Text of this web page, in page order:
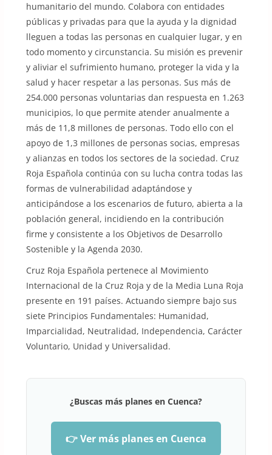
humanitario del mundo. Colabora con entidades
públicas y privadas para que la ayuda y la dignidad
lleguen a todas las personas en cualquier lugar, y en
todo momento y circunstancia. Su misión es prevenir
y aliviar el sufrimiento humano, proteger la vida y la
salud y hacer respetar a las personas. Sus más de
254.000 personas voluntarias dan respuesta en 1.263
municipios, lo que permite atender anualmente a
más de 11,8 millones de personas. Todo ello con el
apoyo de 1,3 millones de personas socias, empresas
y alianzas en todos los sectores de la sociedad. Cruz
Roja Española continúa con su lucha contra todas las
formas de vulnerabilidad adaptándose y
anticipándose a los escenarios de futuro, abierta a la
población general, incidiendo en la contribución
firme y consistente a los Objetivos de Desarrollo
Sostenible y la Agenda 2030.
Cruz Roja Española pertenece al Movimiento
Internacional de la Cruz Roja y de la Media Luna Roja
presente en 191 países. Actuando siempre bajo sus
siete Principios Fundamentales: Humanidad,
Imparcialidad, Neutralidad, Independencia, Carácter
Voluntario, Unidad y Universalidad.
¿Buscas más planes en Cuenca?
👉 Ver más planes en Cuenca